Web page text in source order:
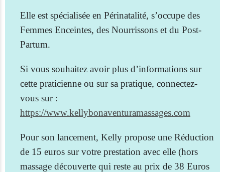
Elle est spécialisée en Périnatalité, s’occupe des
Femmes Enceintes, des Nourrissons et du Post-
Partum.
Si vous souhaitez avoir plus d’informations sur
cette praticienne ou sur sa pratique, connectez-
vous sur :
https://www.kellybonaventuramassages.com
Pour son lancement, Kelly propose une Réduction
de 15 euros sur votre prestation avec elle (hors
massage découverte qui reste au prix de 38 Euros